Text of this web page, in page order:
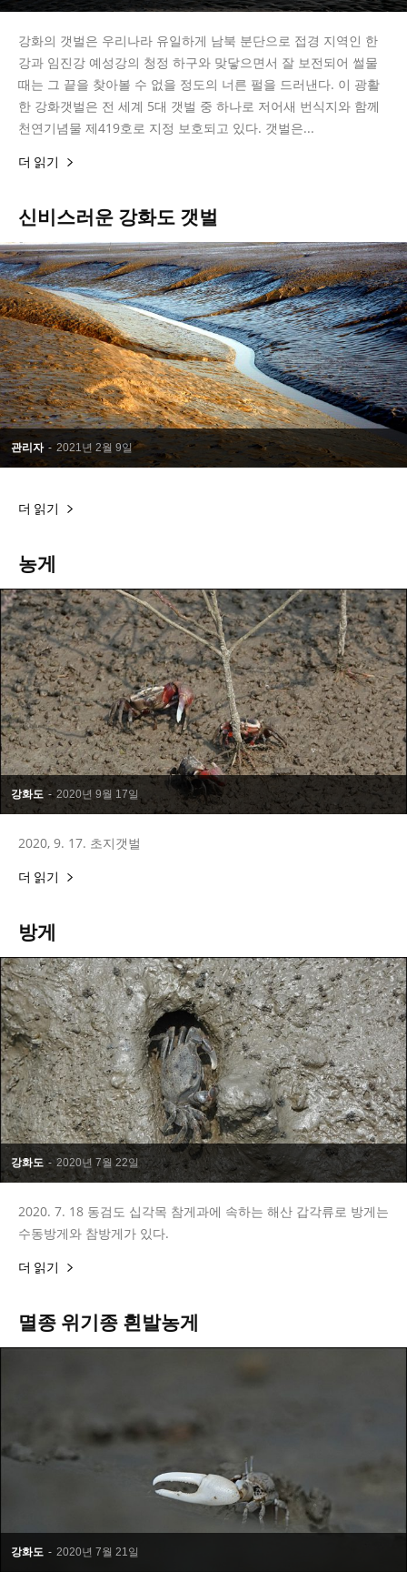
강화의 갯벌은 우리나라 유일하게 남북 분단으로 접경 지역인 한
강과 임진강 예성강의 청정 하구와 맞닿으면서 잘 보전되어 썰물
때는 그 끝을 찾아볼 수 없을 정도의 너른 펄을 드러낸다. 이 광활
한 강화갯벌은 전 세계 5대 갯벌 중 하나로 저어새 번식지와 함께
천연기념물 제419호로 지정 보호되고 있다. 갯벌은...
더 읽기
신비스러운 강화도 갯벌
관리자 - 2021년 2월 9일
더 읽기
농게
강화도 - 2020년 9월 17일
2020, 9. 17. 초지갯벌
더 읽기
방게
강화도 - 2020년 7월 22일
2020. 7. 18 동검도 십각목 참게과에 속하는 해산 갑각류로 방게는
수동방게와 참방게가 있다.
더 읽기
멸종 위기종 흰발농게
강화도 - 2020년 7월 21일